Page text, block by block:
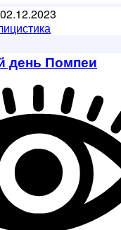
«Ивановке»
с
их
и
добрыми
тамбовскими
«волками»
02.12.2023
день Помпеи